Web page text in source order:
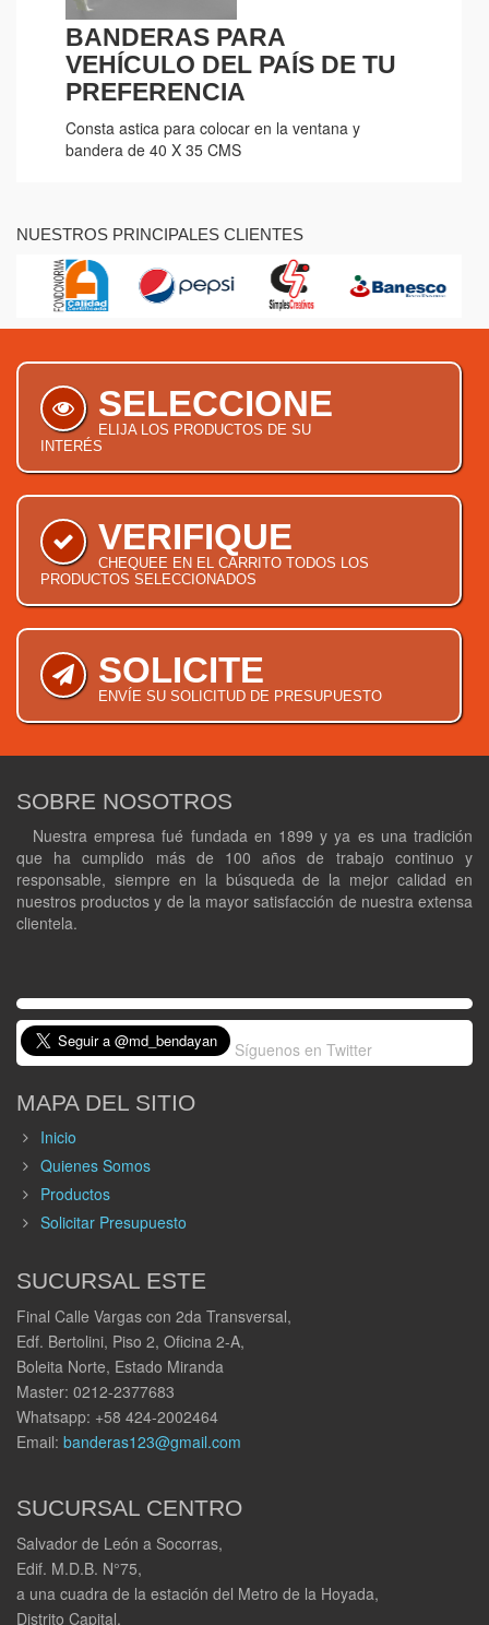
BANDERAS PARA
VEHÍCULO DEL PAÍS DE TU
PREFERENCIA
Consta astica para colocar en la ventana y
bandera de 40 X 35 CMS
NUESTROS PRINCIPALES CLIENTES
SELECCIONE
ELIJA LOS PRODUCTOS DE SU
INTERÉS
VERIFIQUE
CHEQUEE EN EL CARRITO TODOS LOS
PRODUCTOS SELECCIONADOS
SOLICITE
ENVÍE SU SOLICITUD DE PRESUPUESTO
SOBRE NOSOTROS
Nuestra empresa fué fundada en 1899 y ya es una tradición
que ha cumplido más de 100 años de trabajo continuo y
responsable, siempre en la búsqueda de la mejor calidad en
nuestros productos y de la mayor satisfacción de nuestra extensa
clientela.
Síguenos en Twitter
MAPA DEL SITIO
Inicio
Quienes Somos
Productos
Solicitar Presupuesto
SUCURSAL ESTE
Final Calle Vargas con 2da Transversal,
Edf. Bertolini, Piso 2, Oficina 2-A,
Boleita Norte, Estado Miranda
Master: 0212-2377683
Whatsapp: +58 424-2002464
Email: banderas123@gmail.com
SUCURSAL CENTRO
Salvador de León a Socorras,
Edif. M.D.B. N°75,
a una cuadra de la estación del Metro de la Hoyada,
Distrito Capital.